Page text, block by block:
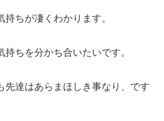
ちが凄くわかります。
ちを分かち合いたいです。
先達はあらまほしき事なり、です